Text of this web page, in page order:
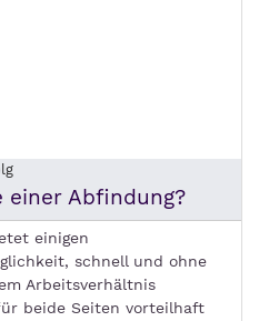
einer Abfindung?
einigen
schnell und ohne
Arbeitsverhältnis
beide Seiten vorteilhaft